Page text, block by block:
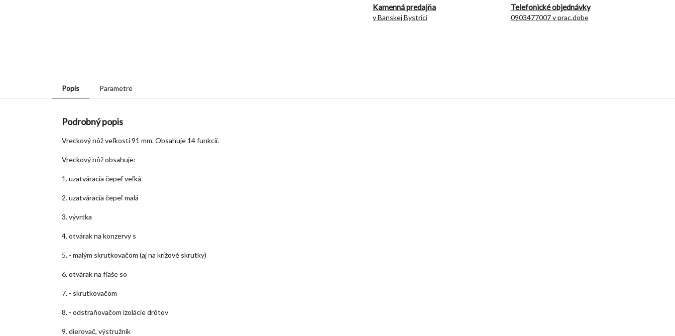
Kamenná predajňa
v Banskej Bystrici
Telefonické objednávky
0903477007 v prac.dobe
Popis Parametre
Podrobný popis
Vreckový nôž veľkosti 91 mm. Obsahuje 14 funkcií.
Vreckový nôž obsahuje:
1. uzatváracia čepeľ veľká
2. uzatváracia čepeľ malá
3. vývrtka
4. otvárak na konzervy s
5. - malým skrutkovačom (aj na krížové skrutky)
6. otvárak na fľaše so
7. - skrutkovačom
8. - odstraňovačom izolácie drôtov
9. dierovač, výstružník